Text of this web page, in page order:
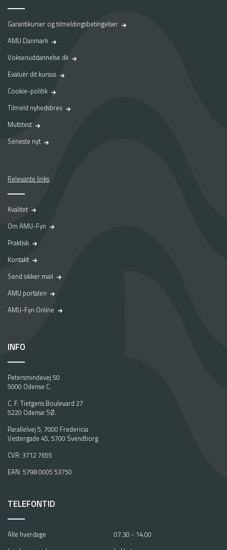
Garantikurser og tilmeldingsbetingelser
AMU Danmark
Voksenuddannelse.dk
Evaluér dit kursus
Cookie-politik
Tilmeld nyhedsbrev
Multitest
Seneste nyt
Relevante links
Kvalitet
Om AMU-Fyn
Praktisk
Kontakt
Send sikker mail
AMU portalen
AMU-Fyn Online
INFO
Petersmindevej 50
5000 Odense C.
C. F. Tietgens Boulevard 27
5220 Odense SØ.
Parallelvej 5, 7000 Fredericia
Vestergade 45, 5700 Svendborg
CVR: 3712 7655
EAN: 5798 0005 53750
TELEFONTID
Alle hverdage
07.30 - 14.00